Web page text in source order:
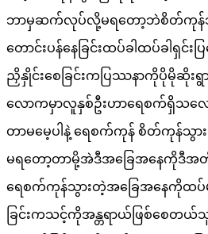
ဘာမှဆက်လုပ်လို့မရတော့ဘဲစိတ်ကု
တောင်းပန်နေခြင်းထပ်ခါထပ်ခါရှင်းပ
ညှိနှိုင်းစေခြင်းကပြဿနာကိုပိုမိုဆိုး
လောကမှာလူနှစ်ဦးဟာရေစက်ရှိသ
တာမမေ့ပါနဲ့ ရေစက်ကုန် စိတ်ကုန်
မရတော့တာမို့အဲဒီအခြေအနေကိုဒီအ
ရေစက်ကုန်သွားတဲ့အခြေအနေကိုထပ်မံ
ခြင်းကသင့်ကိုအန္တရာယ်ဖြစ်စေတ